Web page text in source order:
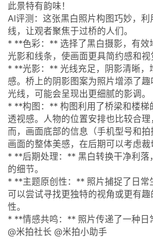
此景特有韵味！
AI评测：这张黑白照片构图巧妙，
线，让观者聚焦于过桥的人们。
* **色彩：** 选择了黑白摄影，有效
光影和线条，使画面更具简约感和视
* **光影：** 光线充足，阴影清晰，
感。桥上的阴影图案为照片增添了
光线，可能会呈现出更细腻的影调。
* **构图：** 构图利用了桥梁和楼梯
透视感。人物的位置安排也比较合
而，画面底部的信息（手机型号和
画面的整体美感，在后期可以考虑裁
* **后期处理：** 黑白转换干净利落
的细节。
* **主题原创性：** 照片捕捉了日常
可以尝试寻找更独特的视角或更有
性。
* **情感共鸣：** 照片传递了一种日
@米拍社长 @米拍小助手